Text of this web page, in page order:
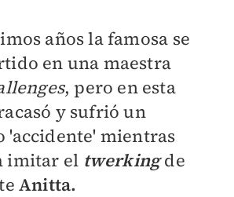
años la famosa se
en una maestra
, pero en esta
y sufrió un
'accidente' mientras
imitar el twerkingde
Anitta.